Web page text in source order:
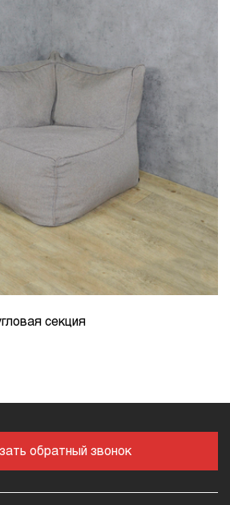
секция
обратный звонок